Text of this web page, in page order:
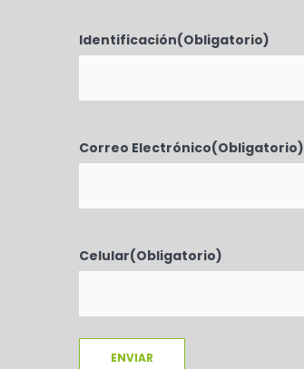
Identificación(Obligatorio)
Correo Electrónico(Obligatorio)
Celular(Obligatorio)